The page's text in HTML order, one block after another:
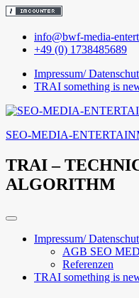
Skip
info@bwf-media-
+49 (0) 1738485689
Impressum/
TRAI something is
SEO-MEDIA-
TRAI –
ALGORITHM
Impressum/
AGB SEO
Referenzen
TRAI something is